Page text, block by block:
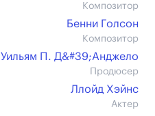
Композитор
Бенни Голсон
Композитор
Уильям П. Д&#39;Анджело
Продюсер
Ллойд Хэйнс
Актер